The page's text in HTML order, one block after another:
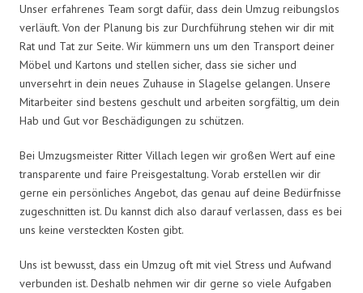
Unser erfahrenes Team sorgt dafür, dass dein Umzug reibungslos
verläuft. Von der Planung bis zur Durchführung stehen wir dir mit
Rat und Tat zur Seite. Wir kümmern uns um den Transport deiner
Möbel und Kartons und stellen sicher, dass sie sicher und
unversehrt in dein neues Zuhause in Slagelse gelangen. Unsere
Mitarbeiter sind bestens geschult und arbeiten sorgfältig, um dein
Hab und Gut vor Beschädigungen zu schützen.
Bei Umzugsmeister Ritter Villach legen wir großen Wert auf eine
transparente und faire Preisgestaltung. Vorab erstellen wir dir
gerne ein persönliches Angebot, das genau auf deine Bedürfnisse
zugeschnitten ist. Du kannst dich also darauf verlassen, dass es bei
uns keine versteckten Kosten gibt.
Uns ist bewusst, dass ein Umzug oft mit viel Stress und Aufwand
verbunden ist. Deshalb nehmen wir dir gerne so viele Aufgaben